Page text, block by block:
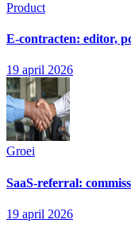
Product
E-contracten: editor,
19 april 2026
Groei
SaaS-referral:
19 april 2026